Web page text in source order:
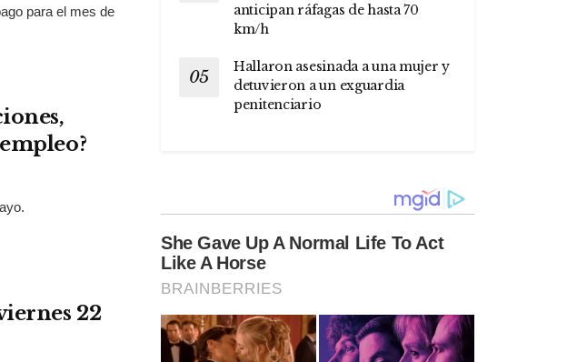
para el mes de
22
anticipan ráfagas de hasta 70
km/h
Hallaron asesinada a una mujer y
detuvieron a un exguardia
penitenciario